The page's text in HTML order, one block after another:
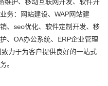
务：网站建设、WAP网站建
、seo优化、软件定制开发、移
、OA办公系统、ERP企业管理
力于为客户提供良好的一站式
。